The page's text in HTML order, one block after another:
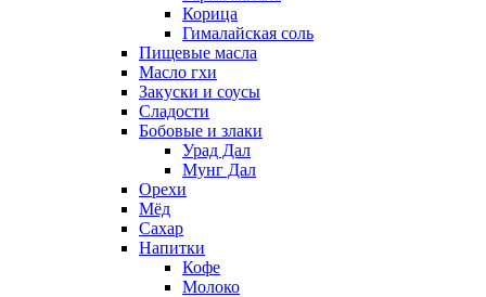
Корица
Гималайская соль
Пищевые масла
Масло гхи
Закуски и соусы
Сладости
Бобовые и злаки
Урад Дал
Мунг Дал
Орехи
Мёд
Сахар
Напитки
Кофе
Молоко